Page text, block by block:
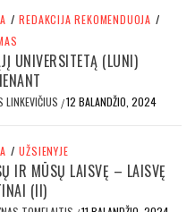
/ REDAKCIJA REKOMENDUOJA /
UNIVERSITETĄ (LUNI)
LINKEVIČIUS /12 BALANDŽIO, 2024
/ UŽSIENYJE
IR MŪSŲ LAISVĘ – LAISVĘ
(II)